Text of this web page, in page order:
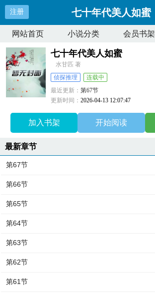
注册 七十年代美人如蜜
网站首页 小说分类 会员书架
七十年代美人如蜜
水甘匹 著
侦探推理
连载中
最近更新：第67节
更新时间：2026-04-13 12:07:47
加入书架 开始阅读
最新章节
第67节
第66节
第65节
第64节
第63节
第62节
第61节